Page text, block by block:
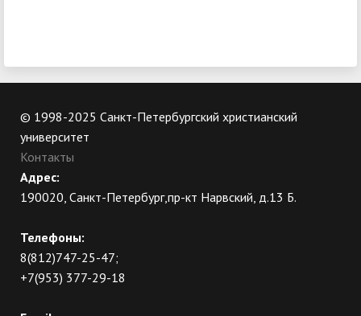
© 1998-2025 Санкт-Петербургский христианский
университет
Контакты
Адрес:
190020, Санкт-Петербург,пр-кт Нарвский, д.13 Б.
Телефоны:
8(812)747-25-47;
+7(953) 377-29-18